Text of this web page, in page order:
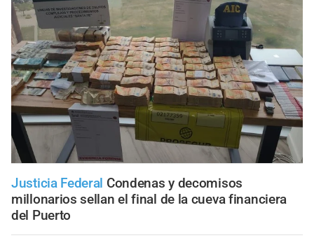
Justicia Federal Condenas y decomisos
millonarios sellan el final de la cueva financiera
del Puerto